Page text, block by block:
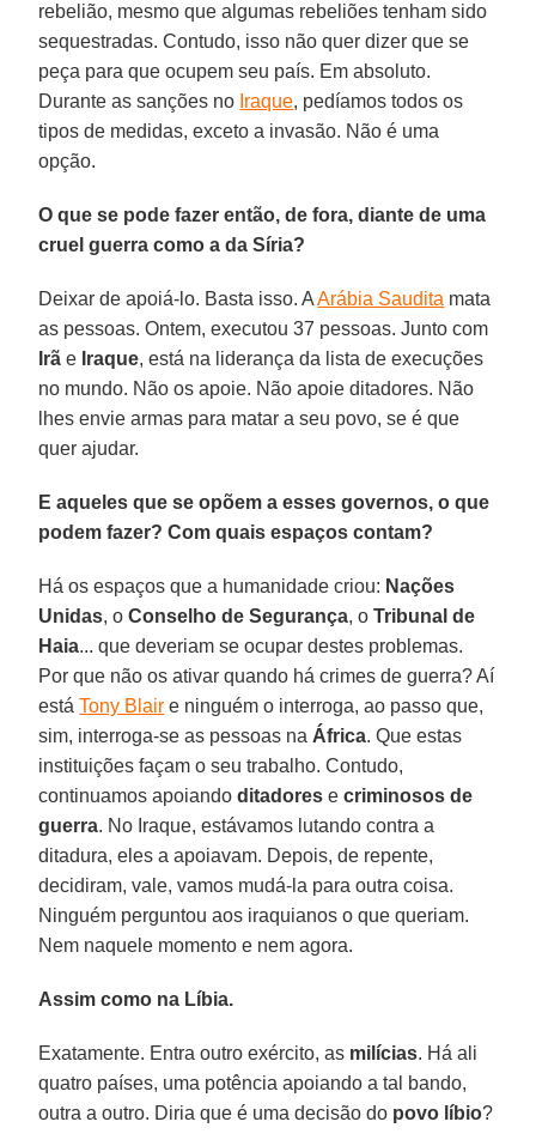
rebelião, mesmo que algumas rebeliões tenham sido
sequestradas. Contudo, isso não quer dizer que se
peça para que ocupem seu país. Em absoluto.
Durante as sanções no Iraque, pedíamos todos os
tipos de medidas, exceto a invasão. Não é uma
opção.
O que se pode fazer então, de fora, diante de uma
cruel guerra como a da Síria?
Deixar de apoiá-lo. Basta isso. AArábia Saudita mata
as pessoas. Ontem, executou 37 pessoas. Junto com
Irã e Iraque, está na liderança da lista de execuções
no mundo. Não os apoie. Não apoie ditadores. Não
lhes envie armas para matar a seu povo, se é que
quer ajudar.
E aqueles que se opõem a esses governos, o que
podem fazer? Com quais espaços contam?
Há os espaços que a humanidade criou: Nações
Unidas, oConselho de Segurança, oTribunal de
Haia... que deveriam se ocupar destes problemas.
Por que não os ativar quando há crimes de guerra? Aí
estáTony Blair e ninguém o interroga, ao passo que,
sim, interroga-se as pessoas na África. Que estas
instituições façam o seu trabalho. Contudo,
continuamos apoiandoditadores ecriminosos de
guerra. No Iraque, estávamos lutando contra a
ditadura, eles a apoiavam. Depois, de repente,
decidiram, vale, vamos mudá-la para outra coisa.
Ninguém perguntou aos iraquianos o que queriam.
Nem naquele momento e nem agora.
Assim como na Líbia.
Exatamente. Entra outro exército, as milícias. Há ali
quatro países, uma potência apoiando a tal bando,
outra a outro. Diria que é uma decisão do povo líbio?